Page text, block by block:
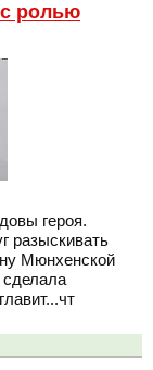
ролью
героя.
разыскивать
Мюнхенской